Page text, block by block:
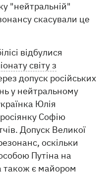
"нейтральній"
скасували це
відбулися
світу з
допуск російських
у нейтральному
Юлія
Софію
Допуск Великої
оскільки
Путіна на
також є майором